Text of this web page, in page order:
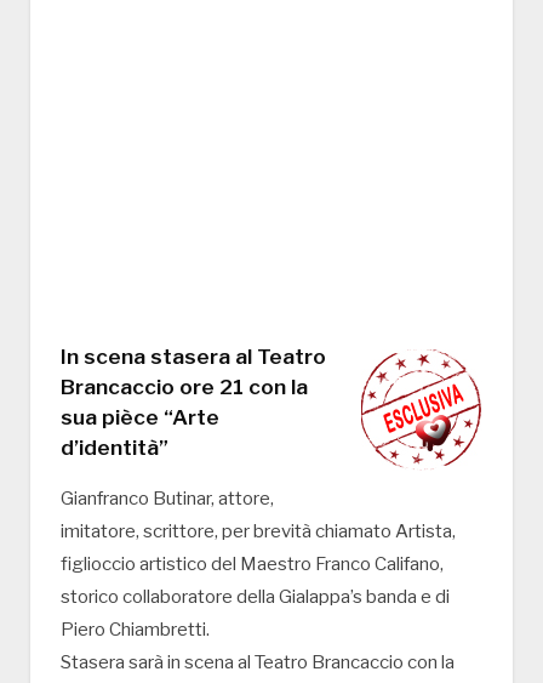
In scena stasera al Teatro
Brancaccio ore 21 con la
sua pièce “Arte
d’identità”
Gianfranco Butinar, attore,
imitatore, scrittore, per brevità chiamato Artista,
figlioccio artistico del Maestro Franco Califano,
storico collaboratore della Gialappa’s banda e di
Piero Chiambretti.
Stasera sarà in scena al Teatro Brancaccio con la